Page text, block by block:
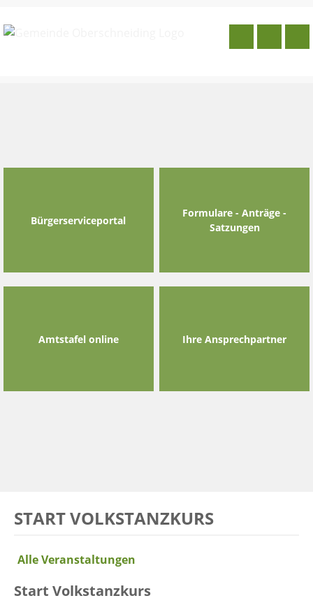
Bürgerserviceportal
Formulare - Anträge -
Satzungen
Amtstafel online Ihre Ansprechpartner
START VOLKSTANZKURS
Alle Veranstaltungen
Start Volkstanzkurs